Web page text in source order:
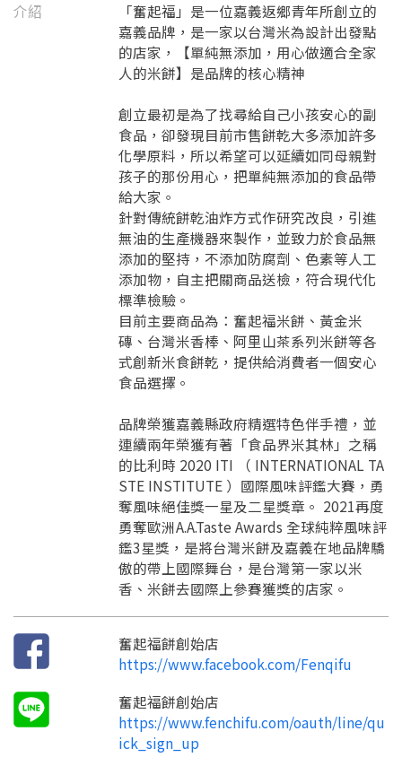
介紹
「奮起福」是一位嘉義返鄉青年所創立的
嘉義品牌，是一家以台灣米為設計出發點
的店家，【單純無添加，用心做適合全家
人的米餅】是品牌的核心精神
創立最初是為了找尋給自己小孩安心的副
食品，卻發現目前市售餅乾大多添加許多
化學原料，所以希望可以延續如同母親對
孩子的那份用心，把單純無添加的食品帶
給大家。
針對傳統餅乾油炸方式作研究改良，引進
無油的生產機器來製作，並致力於食品無
添加的堅持，不添加防腐劑、色素等人工
添加物，自主把關商品送檢，符合現代化
標準檢驗。
目前主要商品為：奮起福米餅、黃金米
磚、台灣米香棒、阿里山茶系列米餅等各
式創新米食餅乾，提供給消費者一個安心
食品選擇。
品牌榮獲嘉義縣政府精選特色伴手禮，並
連續兩年榮獲有著「食品界米其林」之稱
的比利時 2020 ITI （ INTERNATIONAL TA
STE INSTITUTE ）國際風味評鑑大賽，勇
奪風味絕佳獎一星及二星獎章。 2021再度
勇奪歐洲A.A.Taste Awards 全球純粹風味評
鑑3星獎，是將台灣米餅及嘉義在地品牌驕
傲的帶上國際舞台，是台灣第一家以米
香、米餅去國際上參賽獲獎的店家。
奮起福餅創始店
https://www.facebook.com/Fenqifu
奮起福餅創始店
https://www.fenchifu.com/oauth/line/qu
ick_sign_up
要註冊嗎？
嗨~這個 LINE 帳號還沒有註冊過，
只要驗證手機號碼就能完成註冊。
您要繼續嗎？
返回 繼續註冊
請加入LINE好友
請掃描或點擊 QR code
加入「嘉義優鮮」LINE 好友，
才能繼續註冊喔。
點擊加入 LINE 好友
返回 繼續註冊
註冊完成
註冊完成了！
開始填寫申請資料吧~
填寫申請資料
返回首頁
訊息
確認
要申請新產品嗎？
您的申請資料正在等候審查中，
要申請新產品嗎？
查看申請進度 申請新產品
要看申請秘笈嗎？
想知道怎麼做更容易通過審核嗎？
看看申請教學吧！
如果你已經準備好了，
點擊「直接申請」按鈕開始填寫申請表。
直接申請 看密笈
返回首頁